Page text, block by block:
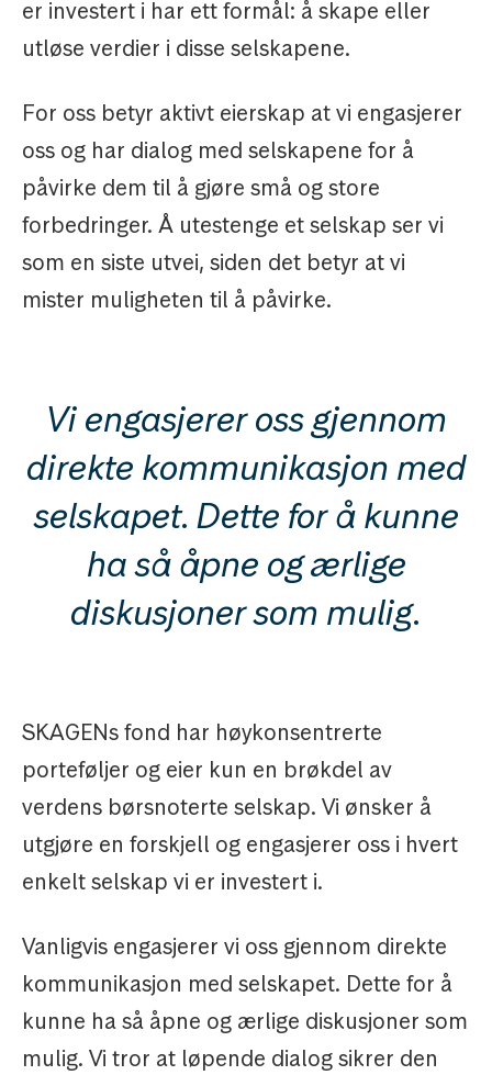
er investert i har ett formål: å skape eller
utløse verdier i disse selskapene.
For oss betyr aktivt eierskap at vi engasjerer
oss og har dialog med selskapene for å
påvirke dem til å gjøre små og store
forbedringer. Å utestenge et selskap ser vi
som en siste utvei, siden det betyr at vi
mister muligheten til å påvirke.
Vi engasjerer oss gjennom
direkte kommunikasjon med
selskapet. Dette for å kunne
ha så åpne og ærlige
diskusjoner som mulig.
SKAGENs fond har høykonsentrerte
porteføljer og eier kun en brøkdel av
verdens børsnoterte selskap. Vi ønsker å
utgjøre en forskjell og engasjerer oss i hvert
enkelt selskap vi er investert i.
Vanligvis engasjerer vi oss gjennom direkte
kommunikasjon med selskapet. Dette for å
kunne ha så åpne og ærlige diskusjoner som
mulig. Vi tror at løpende dialog sikrer den